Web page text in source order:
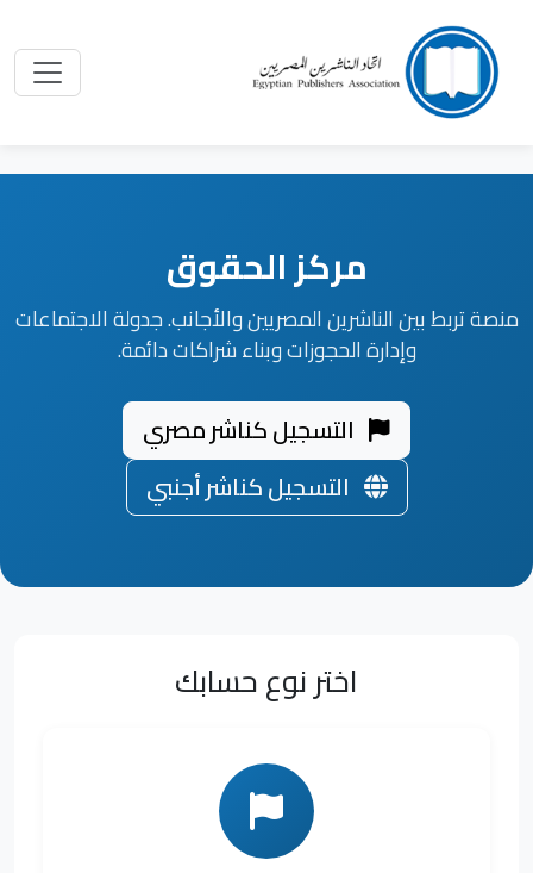
مركز الحقوق
منصة تربط بين الناشرين المصريين والأجانب. جدولة الاجتماعات
وإدارة الحجوزات وبناء شراكات دائمة.
التسجيل كناشر مصري
التسجيل كناشر أجنبي
اختر نوع حسابك